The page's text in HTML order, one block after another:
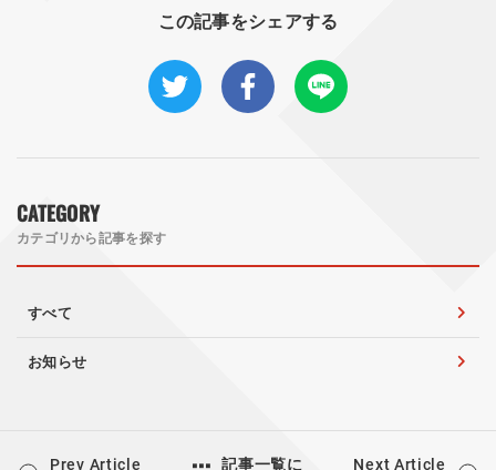
この記事をシェアする
CATEGORY
カテゴリから記事を探す
すべて
お知らせ
Prev Article 記事一覧に Next Article